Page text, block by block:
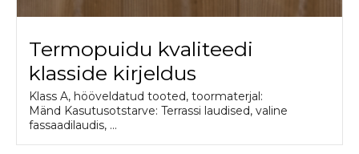
Termopuidu kvaliteedi
klasside kirjeldus
Klass A, hööveldatud tooted, toormaterjal:
Mänd Kasutusotstarve: Terrassi laudised, valine
fassaadilaudis, ...